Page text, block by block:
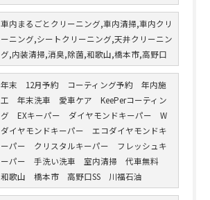
車内まるごとクリーニング,車内清掃,車内クリ
ーニング,シートクリーニング,天井クリーニン
グ,内装清掃,消臭,除菌,和歌山,橋本市,高野口
年末 12月予約 コーティング予約 年内施
工 年末洗車 愛車ケア KeePerコーティン
グ EXキーパー ダイヤモンドキーパー W
ダイヤモンドキーパー エコダイヤモンドキ
ーパー クリスタルキーパー フレッシュキ
ーパー 手洗い洗車 室内清掃 代車無料
和歌山 橋本市 高野口SS 川福石油